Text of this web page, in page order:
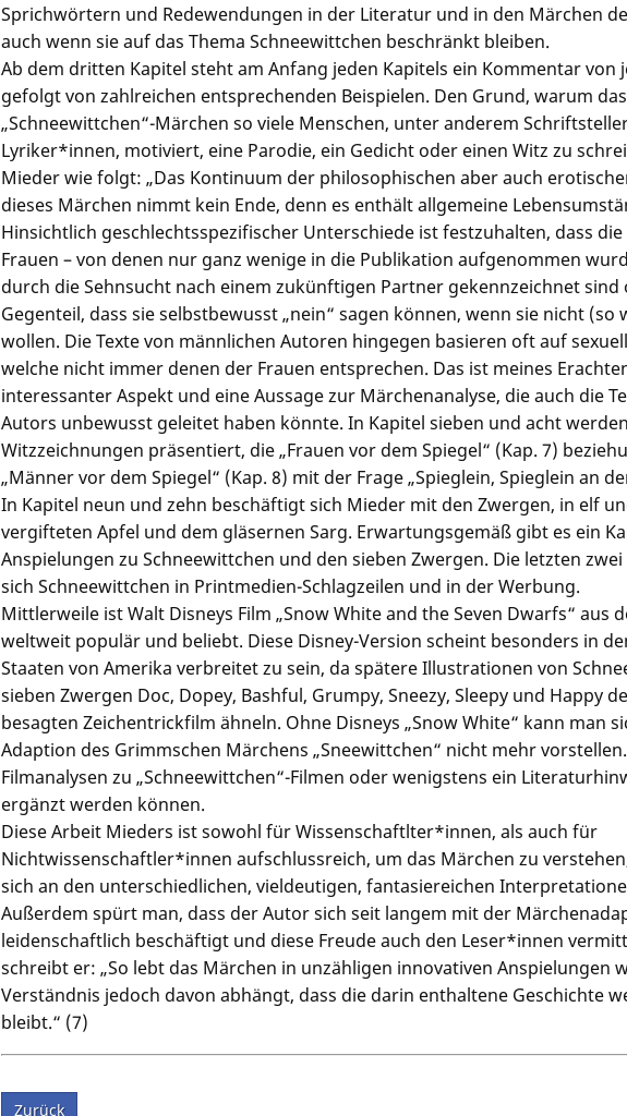
Sprichwörtern und Redewendungen in der Literatur und in den Märchen
auch wenn sie auf das Thema Schneewittchen beschränkt bleiben.
Ab dem dritten Kapitel steht am Anfang jeden Kapitels ein Kommentar von
gefolgt von zahlreichen entsprechenden Beispielen. Den Grund, warum das
„Schneewittchen“-Märchen so viele Menschen, unter anderem
Lyriker*innen, motiviert, eine Parodie, ein Gedicht oder einen Witz zu
Mieder wie folgt: „Das Kontinuum der philosophischen aber auch
dieses Märchen nimmt kein Ende, denn es enthält allgemeine
Hinsichtlich geschlechtsspezifischer Unterschiede ist festzuhalten, dass die
Frauen – von denen nur ganz wenige in die Publikation aufgenommen
durch die Sehnsucht nach einem zukünftigen Partner gekennzeichnet sind
Gegenteil, dass sie selbstbewusst „nein“ sagen können, wenn sie nicht (so
wollen. Die Texte von männlichen Autoren hingegen basieren oft auf
welche nicht immer denen der Frauen entsprechen. Das ist meines
interessanter Aspekt und eine Aussage zur Märchenanalyse, die auch die
Autors unbewusst geleitet haben könnte. In Kapitel sieben und acht
Witzzeichnungen präsentiert, die „Frauen vor dem Spiegel“ (Kap. 7)
„Männer vor dem Spiegel“ (Kap. 8) mit der Frage „Spieglein, Spieglein an
In Kapitel neun und zehn beschäftigt sich Mieder mit den Zwergen, in elf
vergifteten Apfel und dem gläsernen Sarg. Erwartungsgemäß gibt es ein
Anspielungen zu Schneewittchen und den sieben Zwergen. Die letzten
sich Schneewittchen in Printmedien-Schlagzeilen und in der Werbung.
Mittlerweile ist Walt Disneys Film „Snow White and the Seven Dwarfs“ aus
weltweit populär und beliebt. Diese Disney-Version scheint besonders in
Staaten von Amerika verbreitet zu sein, da spätere Illustrationen von
sieben Zwergen Doc, Dopey, Bashful, Grumpy, Sneezy, Sleepy und Happy
besagten Zeichentrickfilm ähneln. Ohne Disneys „Snow White“ kann man
Adaption des Grimmschen Märchens „Sneewittchen“ nicht mehr
Filmanalysen zu „Schneewittchen“-Filmen oder wenigstens ein
ergänzt werden können.
Diese Arbeit Mieders ist sowohl für Wissenschaftlter*innen, als auch für
Nichtwissenschaftler*innen aufschlussreich, um das Märchen zu
sich an den unterschiedlichen, vieldeutigen, fantasiereichen
Außerdem spürt man, dass der Autor sich seit langem mit der
leidenschaftlich beschäftigt und diese Freude auch den Leser*innen
schreibt er: „So lebt das Märchen in unzähligen innovativen Anspielungen
Verständnis jedoch davon abhängt, dass die darin enthaltene Geschichte
bleibt.“ (7)
Zurück